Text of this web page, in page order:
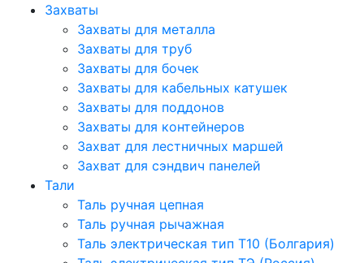
Захваты
Захваты для металла
Захваты для труб
Захваты для бочек
Захваты для кабельных катушек
Захваты для поддонов
Захваты для контейнеров
Захват для лестничных маршей
Захват для сэндвич панелей
Тали
Таль ручная цепная
Таль ручная рычажная
Таль электрическая тип Т10 (Болгария)